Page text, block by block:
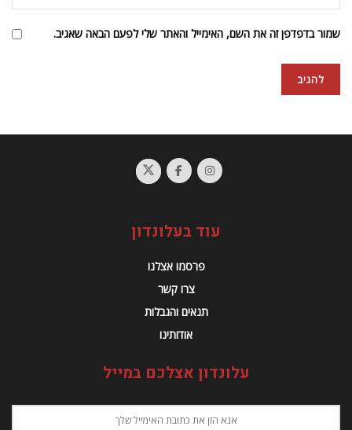
שמור בדפדפן זה את השם, האימייל והאתר שלי לפעם הבאה שאגיב.
עוד בעלונדון
פרסמו אצלנו
צרו קשר
תנאים והגבלות
אודותינו
עלונדון אצלכם במייל